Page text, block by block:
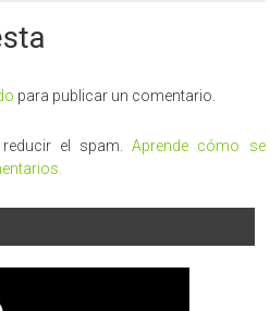
para publicar un comentario.
reducir el spam.Aprende cómo se